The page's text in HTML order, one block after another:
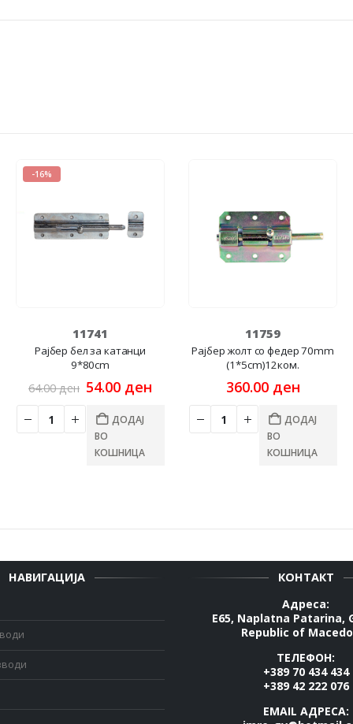
ден.
-16%
11741
Рајбер бел за катанци
9*80cm
64.00ден Original
was:
64.00 ден.
54.00 ден
54.00 ден.
ДОДАЈ
ВО
КОШНИЦА
11759
Рајбер жолт со федер 70mm
(1*5cm)12ком.
360.00 ден
ДОДАЈ
ВО
КОШНИЦА
НАВИГАЦИЈА
КОНТАКТ
Адреса:
E65, Naplatna Patarina,
Republic of
ТЕЛЕФОН:
+389 70 434 434
+389 42 222 076
EMAIL АДРЕСА: